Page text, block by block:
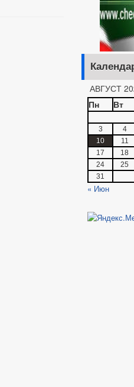
АВГУСТ
Пн
Вт
3
4
10
11
17
18
24
25
31
« Июн